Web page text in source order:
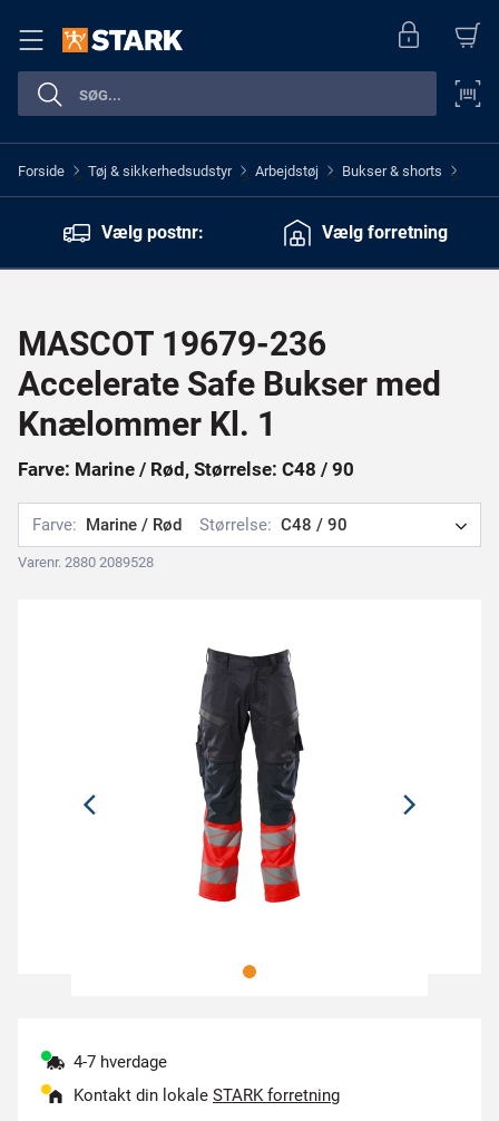
Forside > Tøj & sikkerhedsudstyr > Arbejdstøj > Bukser & shorts >
Vælg postnr: Vælg forretning
MASCOT 19679-236
Accelerate Safe Bukser med
Knælommer Kl. 1
Farve: Marine / Rød, Størrelse: C48 / 90
Farve: Marine / Rød Størrelse: C48 / 90
Varenr. 2880 2089528
4-7 hverdage
Kontakt din lokale STARK forretning